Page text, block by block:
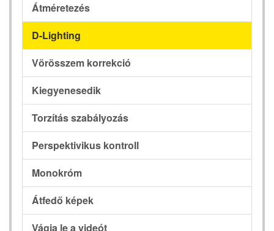
Átméretezés
D-Lighting
Vörösszem korrekció
Kiegyenesedik
Torzítás szabályozás
Perspektivikus kontroll
Monokróm
Átfedő képek
Vágja le a videót